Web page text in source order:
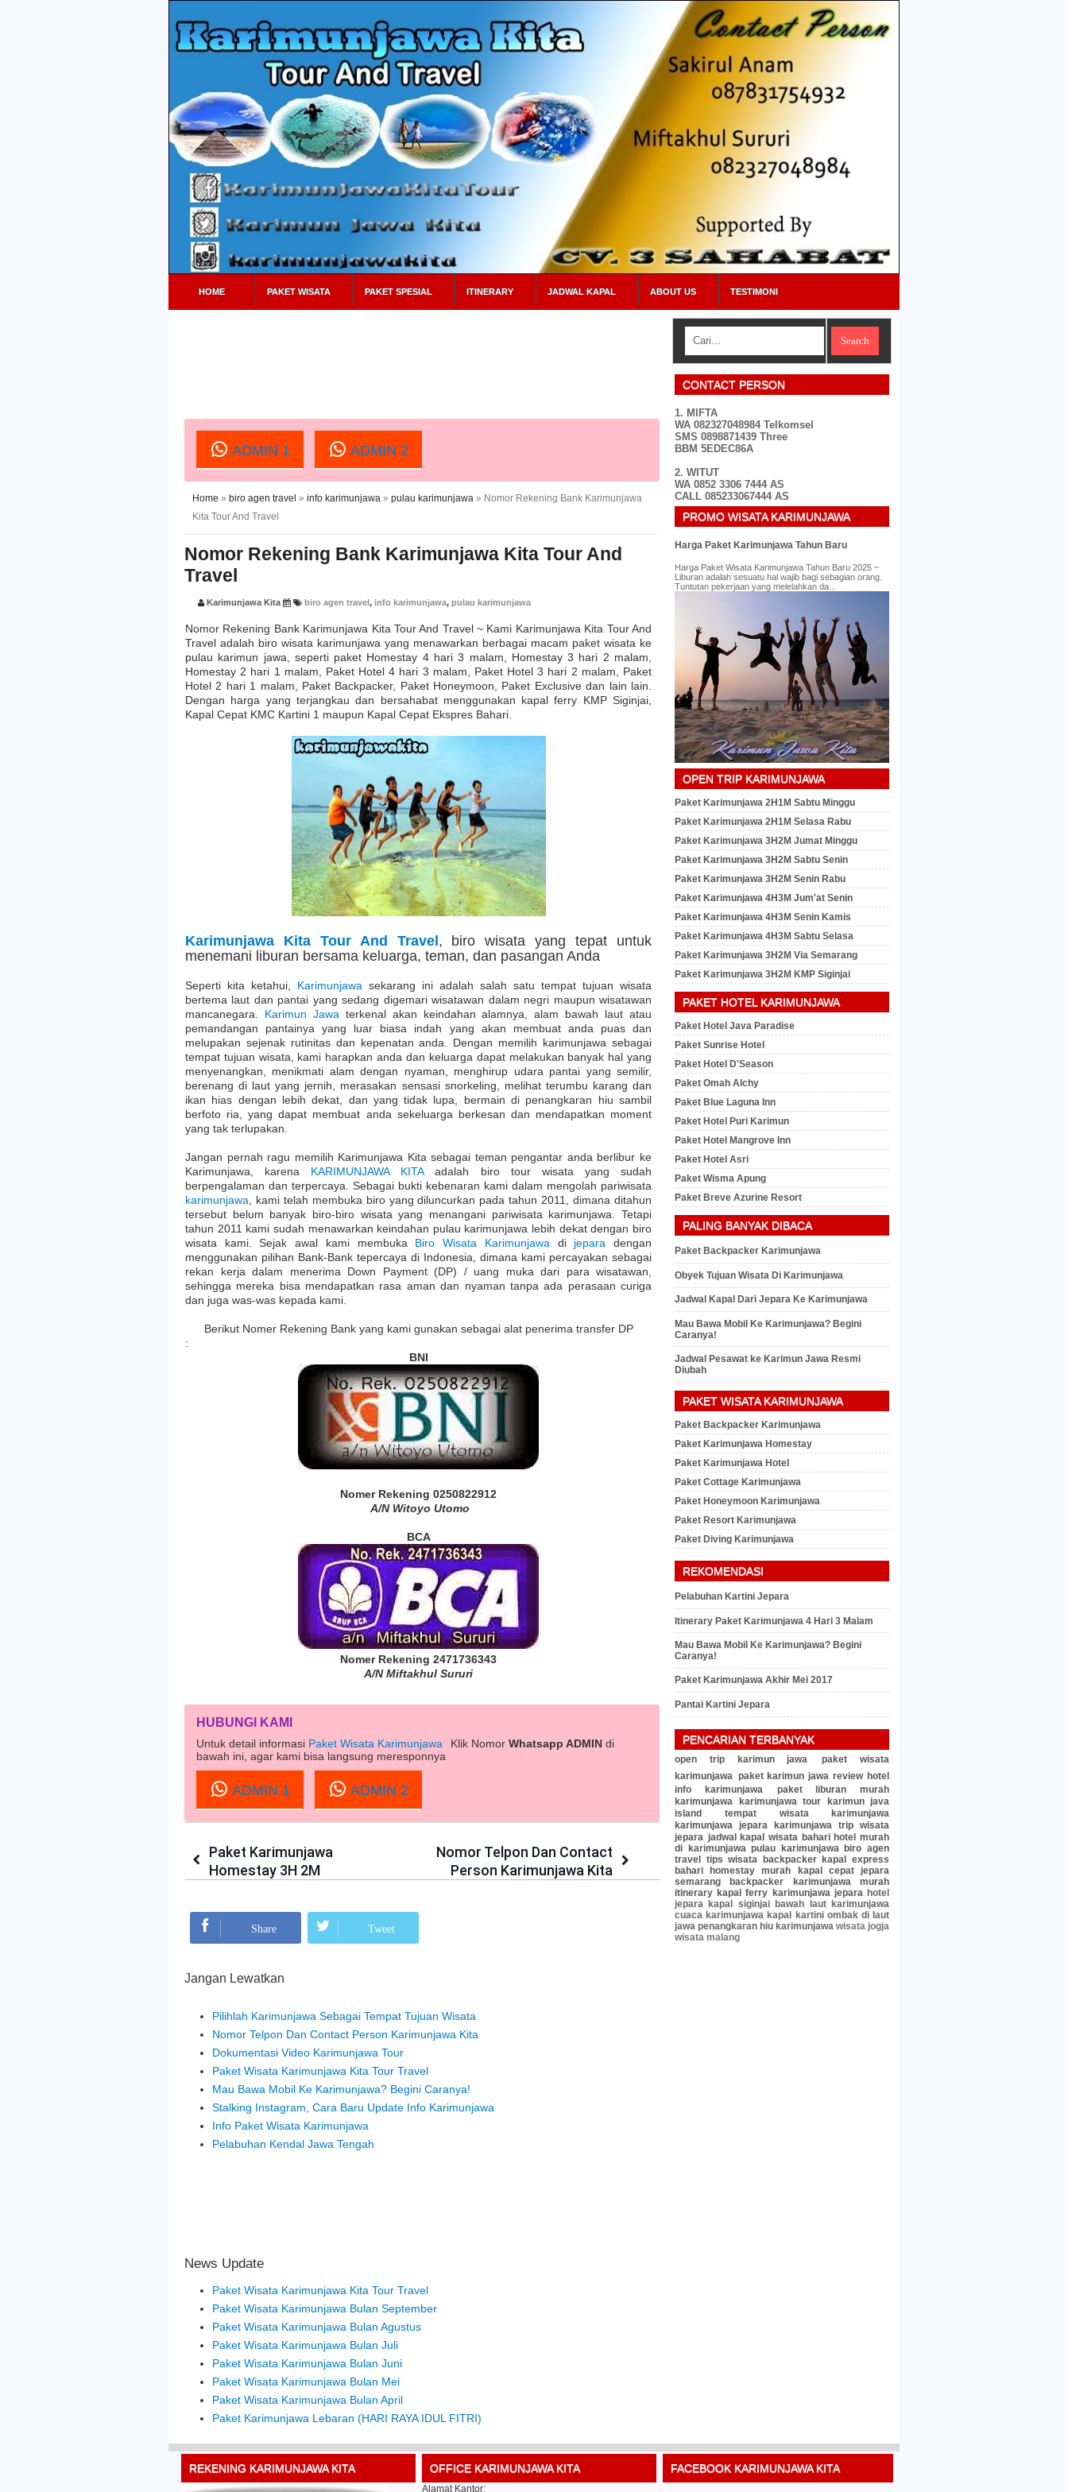
HOME PAKET WISATA PAKET SPESIAL ITINERARY JADWAL KAPAL ABOUT US TESTIMONI
ADMIN 1 ADMIN 2
Home » biro agen travel » info karimunjawa » pulau karimunjawa » Nomor Rekening Bank Karimunjawa
Kita Tour And Travel
Nomor Rekening Bank Karimunjawa Kita Tour And
Travel
Karimunjawa Kita biro agen travel, info karimunjawa, pulau karimunjawa
Nomor Rekening Bank Karimunjawa Kita Tour And Travel ~ Kami Karimunjawa Kita Tour And
Travel adalah biro wisata karimunjawa yang menawarkan berbagai macam paket wisata ke
pulau karimun jawa, seperti paket Homestay 4 hari 3 malam, Homestay 3 hari 2 malam,
Homestay 2 hari 1 malam, Paket Hotel 4 hari 3 malam, Paket Hotel 3 hari 2 malam, Paket
Hotel 2 hari 1 malam, Paket Backpacker, Paket Honeymoon, Paket Exclusive dan lain lain.
Dengan harga yang terjangkau dan bersahabat menggunakan kapal ferry KMP Siginjai,
Kapal Cepat KMC Kartini 1 maupun Kapal Cepat Ekspres Bahari.
Karimunjawa Kita Tour And Travel , biro wisata yang tepat untuk
menemani liburan bersama keluarga, teman, dan pasangan Anda
Seperti kita ketahui, Karimunjawa sekarang ini adalah salah satu tempat tujuan wisata
bertema laut dan pantai yang sedang digemari wisatawan dalam negri maupun wisatawan
mancanegara. Karimun Jawa terkenal akan keindahan alamnya, alam bawah laut atau
pemandangan pantainya yang luar biasa indah yang akan membuat anda puas dan
melupakan sejenak rutinitas dan kepenatan anda. Dengan memilih karimunjawa sebagai
tempat tujuan wisata, kami harapkan anda dan keluarga dapat melakukan banyak hal yang
menyenangkan, menikmati alam dengan nyaman, menghirup udara pantai yang semilir,
berenang di laut yang jernih, merasakan sensasi snorkeling, melihat terumbu karang dan
ikan hias dengan lebih dekat, dan yang tidak lupa, bermain di penangkaran hiu sambil
berfoto ria, yang dapat membuat anda sekeluarga berkesan dan mendapatkan moment
yang tak terlupakan.
Jangan pernah ragu memilih Karimunjawa Kita sebagai teman pengantar anda berlibur ke
Karimunjawa, karena KARIMUNJAWA KITAadalah biro tour wisata yang sudah
berpengalaman dan terpercaya. Sebagai bukti kebenaran kami dalam mengolah pariwisata
karimunjawa , kami telah membuka biro yang diluncurkan pada tahun 2011, dimana ditahun
tersebut belum banyak biro-biro wisata yang menangani pariwisata karimunjawa. Tetapi
tahun 2011 kami sudah menawarkan keindahan pulau karimunjawa lebih dekat dengan biro
wisata kami. Sejak awal kami membuka Biro Wisata Karimunjawa di jepara dengan
menggunakan pilihan Bank-Bank tepercaya di Indonesia, dimana kami percayakan sebagai
rekan kerja dalam menerima Down Payment (DP) / uang muka dari para wisatawan,
sehingga mereka bisa mendapatkan rasa aman dan nyaman tanpa ada perasaan curiga
dan juga was-was kepada kami.
Berikut Nomer Rekening Bank yang kami gunakan sebagai alat penerima transfer DP
:
BNI
Nomer Rekening 0250822912
A/N Witoyo Utomo
BCA
Nomer Rekening 2471736343
A/N Miftakhul Sururi
HUBUNGI KAMI
Untuk detail informasi Paket Wisata Karimunjawa Klik Nomor Whatsapp ADMIN di
bawah ini, agar kami bisa langsung meresponnya
ADMIN 1 ADMIN 2
Paket Karimunjawa
Homestay 3H 2M
Nomor Telpon Dan Contact
Person Karimunjawa Kita
Share Tweet
Jangan Lewatkan
Pilihlah Karimunjawa Sebagai Tempat Tujuan Wisata
Nomor Telpon Dan Contact Person Karimunjawa Kita
Dokumentasi Video Karimunjawa Tour
Paket Wisata Karimunjawa Kita Tour Travel
Mau Bawa Mobil Ke Karimunjawa? Begini Caranya!
Stalking Instagram, Cara Baru Update Info Karimunjawa
Info Paket Wisata Karimunjawa
Pelabuhan Kendal Jawa Tengah
News Update
Paket Wisata Karimunjawa Kita Tour Travel
Paket Wisata Karimunjawa Bulan September
Paket Wisata Karimunjawa Bulan Agustus
Paket Wisata Karimunjawa Bulan Juli
Paket Wisata Karimunjawa Bulan Juni
Paket Wisata Karimunjawa Bulan Mei
Paket Wisata Karimunjawa Bulan April
Paket Karimunjawa Lebaran (HARI RAYA IDUL FITRI)
CONTACT PERSON
1. MIFTA
WA 082327048984 Telkomsel
SMS 0898871439 Three
BBM 5EDEC86A
2. WITUT
WA 0852 3306 7444 AS
CALL 085233067444 AS
PROMO WISATA KARIMUNJAWA
Harga Paket Karimunjawa Tahun Baru
Harga Paket Wisata Karimunjawa Tahun Baru 2025 ~
Liburan adalah sesuatu hal wajib bagi sebagian orang.
Tuntutan pekerjaan yang melelahkan da...
OPEN TRIP KARIMUNJAWA
Paket Karimunjawa 2H1M Sabtu Minggu
Paket Karimunjawa 2H1M Selasa Rabu
Paket Karimunjawa 3H2M Jumat Minggu
Paket Karimunjawa 3H2M Sabtu Senin
Paket Karimunjawa 3H2M Senin Rabu
Paket Karimunjawa 4H3M Jum'at Senin
Paket Karimunjawa 4H3M Senin Kamis
Paket Karimunjawa 4H3M Sabtu Selasa
Paket Karimunjawa 3H2M Via Semarang
Paket Karimunjawa 3H2M KMP Siginjai
PAKET HOTEL KARIMUNJAWA
Paket Hotel Java Paradise
Paket Sunrise Hotel
Paket Hotel D'Season
Paket Omah Alchy
Paket Blue Laguna Inn
Paket Hotel Puri Karimun
Paket Hotel Mangrove Inn
Paket Hotel Asri
Paket Wisma Apung
Paket Breve Azurine Resort
PALING BANYAK DIBACA
Paket Backpacker Karimunjawa
Obyek Tujuan Wisata Di Karimunjawa
Jadwal Kapal Dari Jepara Ke Karimunjawa
Mau Bawa Mobil Ke Karimunjawa? Begini
Caranya!
Jadwal Pesawat ke Karimun Jawa Resmi
Diubah
PAKET WISATA KARIMUNJAWA
Paket Backpacker Karimunjawa
Paket Karimunjawa Homestay
Paket Karimunjawa Hotel
Paket Cottage Karimunjawa
Paket Honeymoon Karimunjawa
Paket Resort Karimunjawa
Paket Diving Karimunjawa
REKOMENDASI
Pelabuhan Kartini Jepara
Itinerary Paket Karimunjawa 4 Hari 3 Malam
Mau Bawa Mobil Ke Karimunjawa? Begini
Caranya!
Paket Karimunjawa Akhir Mei 2017
Pantai Kartini Jepara
PENCARIAN TERBANYAK
open trip karimun jawa
paket wisata
karimunjawa paket karimun jawa review hotel
info karimunjawa
paket liburan murah
karimunjawa
karimunjawa tour karimun java
island
tempat wisata karimunjawa
karimunjawa jepara
karimunjawa trip
wisata
jepara jadwal kapal wisata bahari hotel murah
di karimunjawa pulau karimunjawa biro agen
travel tips wisata backpacker kapal express
bahari homestay murah
kapal cepat jepara
semarang
backpacker karimunjawa murah
itinerary kapal ferry karimunjawa jepara hotel
jepara kapal siginjai bawah laut karimunjawa
cuaca karimunjawa kapal kartini ombak di laut
jawa penangkaran hiu karimunjawa wisata jogja
wisata malang
REKENING KARIMUNJAWA KITA OFFICE KARIMUNJAWA KITA
Alamat Kantor:
FACEBOOK KARIMUNJAWA KITA